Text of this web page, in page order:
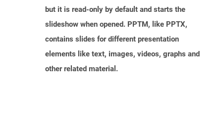
but it is read-only by default and starts the
slideshow when opened. PPTM, like PPTX,
contains slides for different presentation
elements like text, images, videos, graphs and
other related material.